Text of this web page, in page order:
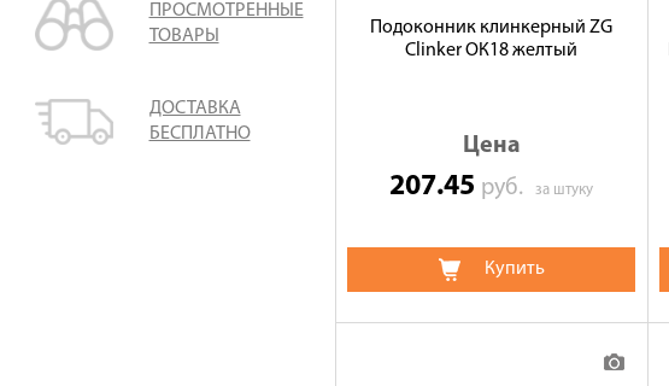
ПРОСМОТРЕННЫЕ
ТОВАРЫ
ДОСТАВКА
БЕСПЛАТНО
Подоконник клинкерный ZG
Clinker ОК18 желтый
Цена
207.45 руб.за штуку
Купить